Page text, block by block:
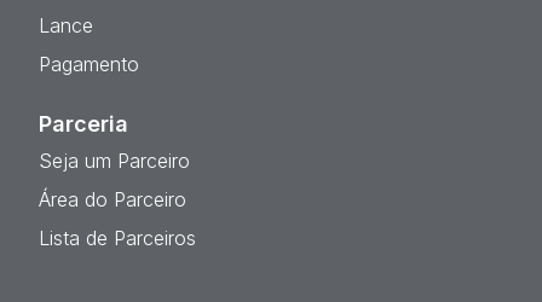
Lance
Pagamento
Parceria
Seja um Parceiro
Área do Parceiro
Lista de Parceiros